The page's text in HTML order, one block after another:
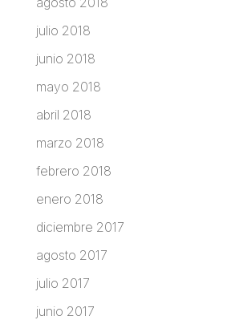
julio 2018
junio 2018
mayo 2018
abril 2018
marzo 2018
febrero 2018
enero 2018
diciembre 2017
agosto 2017
julio 2017
junio 2017